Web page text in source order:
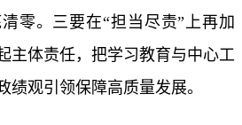
零。三要在“担当尽责”上再加
主体责任，把学习教育与中心工
绩观引领保障高质量发展。